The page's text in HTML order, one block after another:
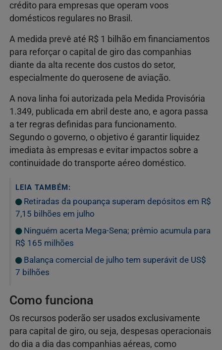
crédito para empresas que operam voos
domésticos regulares no Brasil.
A medida prevê até R$ 1 bilhão em financiamentos
para reforçar o capital de giro das companhias
diante da alta recente dos custos do setor,
especialmente do querosene de aviação.
A nova linha foi autorizada pela Medida Provisória
1.349, publicada em abril deste ano, e agora passa
a ter regras definidas para funcionamento.
Segundo o governo, o objetivo é garantir liquidez
imediata às empresas e evitar impactos sobre a
continuidade do transporte aéreo doméstico.
LEIA TAMBÉM:
Retiradas da poupança superam depósitos em R$
7,15 bilhões em julho
Ninguém acerta Mega-Sena; prêmio acumula para
R$ 165 milhões
Balança comercial de julho tem superávit de US$
7 bilhões
Como funciona
Os recursos poderão ser usados exclusivamente
para capital de giro, ou seja, despesas operacionais
do dia a dia das companhias aéreas, como